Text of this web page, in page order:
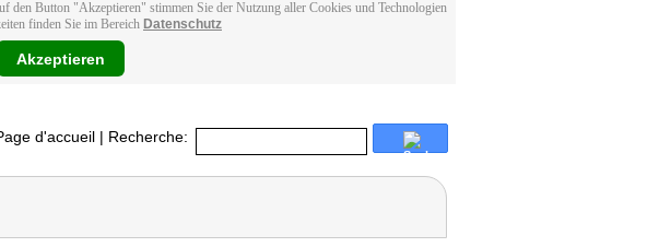
den Button "Akzeptieren" stimmen Sie der Nutzung aller Cookies und Technologien
finden Sie im Bereich Datenschutz
Akzeptieren
d'accueil | Recherche: